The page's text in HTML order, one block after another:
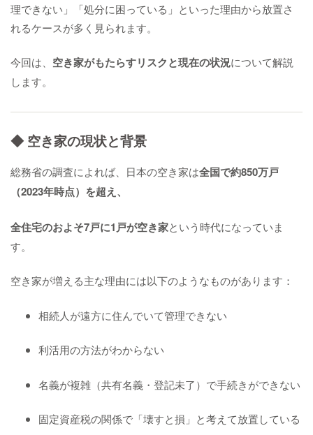
理できない」「処分に困っている」といった理由から放置さ
れるケースが多く見られます。
今回は、 空き家がもたらすリスクと現在の状況について解説
します。
◆ 空き家の現状と背景
総務省の調査によれば、日本の空き家は全国で約850万戸
（2023年時点） を超え、
全住宅のおよそ7戸に1戸が空き家という時代になっていま
す。
空き家が増える主な理由には以下のようなものがあります：
相続人が遠方に住んでいて管理できない
利活用の方法がわからない
名義が複雑（共有名義・登記未了）で手続きができない
固定資産税の関係で「壊すと損」と考えて放置している